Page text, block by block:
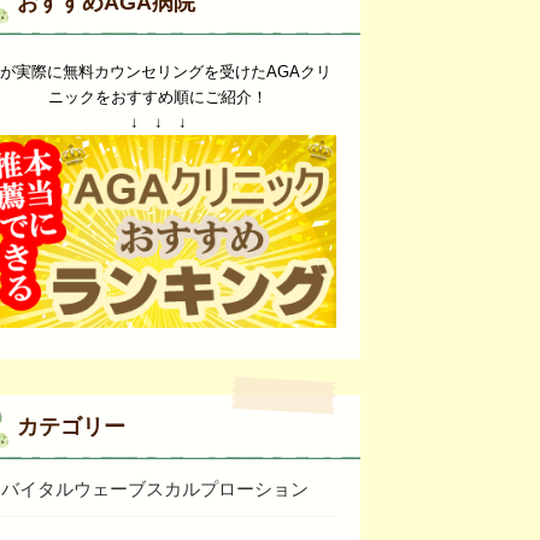
実際に無料カウンセリングを受けたAGAクリ
ニックをおすすめ順にご紹介！
↓ ↓ ↓
カテゴリー
バイタルウェーブスカルプローション